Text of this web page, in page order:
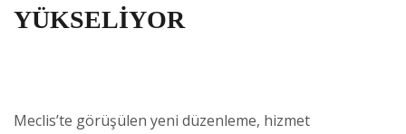
YÜKSELİYOR
Meclis’te görüşülen yeni düzenleme, hizmet